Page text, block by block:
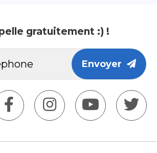
gratuitement :) !
Envoyer